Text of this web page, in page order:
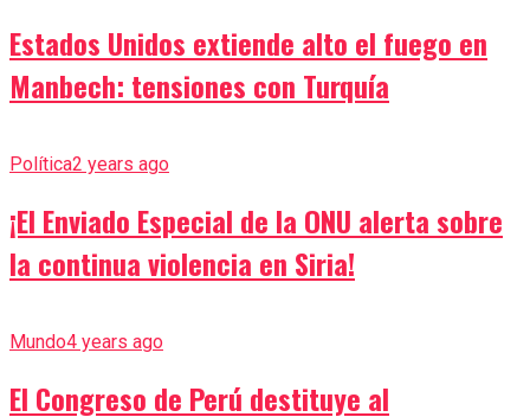
Estados Unidos extiende alto el fuego en
Manbech: tensiones con Turquía
Política2 years ago
¡El Enviado Especial de la ONU alerta sobre
la continua violencia en Siria!
Mundo4 years ago
El Congreso de Perú destituye al